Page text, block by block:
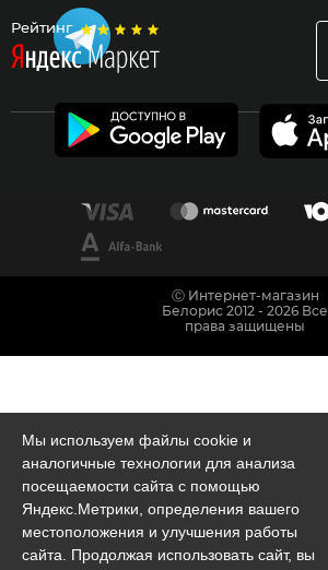
Рейтинг
Мы используем файлы cookie и
аналогичные технологии для анализа
посещаемости сайта с помощью
Яндекс.Метрики, определения вашего
местоположения и улучшения работы
сайта. Продолжая использовать сайт, вы
Ⓒ Интернет-магазин
Белорис 2012 - 2026 Все
права защищены